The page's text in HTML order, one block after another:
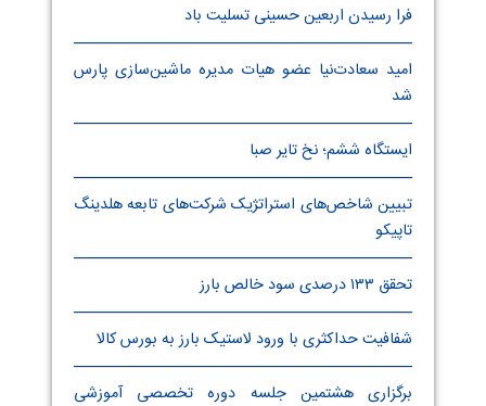
فرا رسیدن اربعین حسینی تسلیت باد
امید سعادت‌نیا عضو هیات مدیره ماشین‌سازی پارس
شد
ایستگاه ششم؛ نخ تایر صبا
تبیین شاخص‌های استراتژیک شرکت‌های تابعه هلدینگ
تاپیکو
تحقق ۱۳۳ درصدی سود خالص بارز
شفافیت حداکثری با ورود لاستیک بارز به بورس کالا
برگزاری هشتمین جلسه دوره تخصصی آموزشی